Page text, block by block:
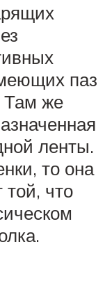
паз
Там же
ленты.
то она
той, что